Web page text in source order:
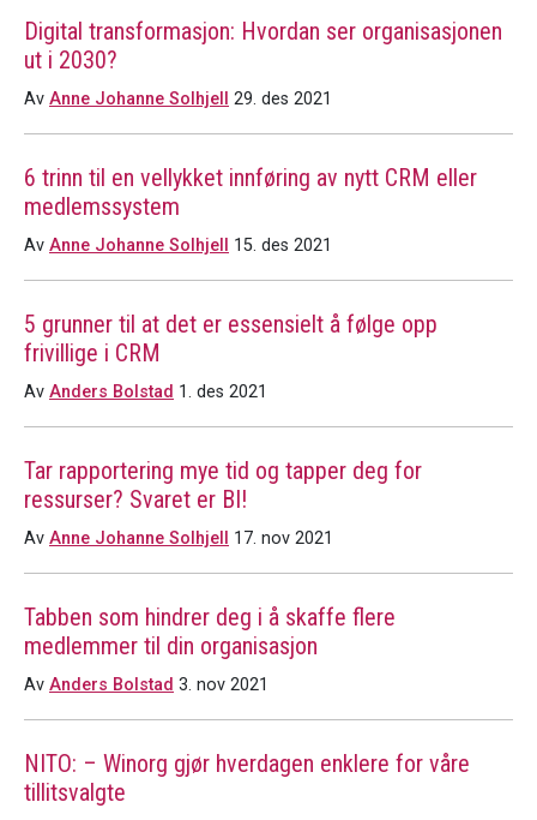
Digital transformasjon: Hvordan ser organisasjonen
ut i 2030?
Av Anne Johanne Solhjell 29. des 2021
6 trinn til en vellykket innføring av nytt CRM eller
medlemssystem
Av Anne Johanne Solhjell 15. des 2021
5 grunner til at det er essensielt å følge opp
frivillige i CRM
Av Anders Bolstad 1. des 2021
Tar rapportering mye tid og tapper deg for
ressurser? Svaret er BI!
Av Anne Johanne Solhjell 17. nov 2021
Tabben som hindrer deg i å skaffe flere
medlemmer til din organisasjon
Av Anders Bolstad 3. nov 2021
NITO: – Winorg gjør hverdagen enklere for våre
tillitsvalgte